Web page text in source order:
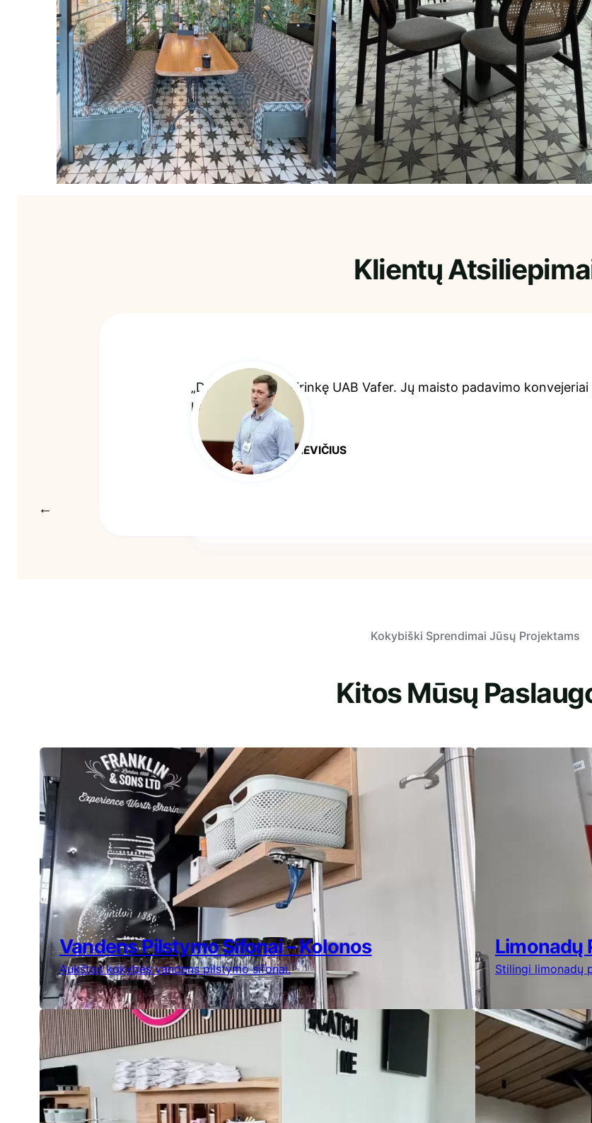
Klientų
„Džiaugiamės pasirinkę UAB Vafer. Jų maisto padavimo
kalba pati už save.“
ARŪNAS JUKNEVIČIUS
Kokybiški Sprendimai Jūsų Projektams
Kitos Mūsų
Vandens Pilstymo Sifonai – Kolonos
Aukštos kokybės vandens pilstymo sifonai.
Limonadų
Stilingi limonadų